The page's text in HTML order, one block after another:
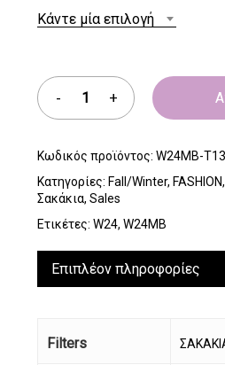
Κάντε μία επιλογή
Κωδικός προϊόντος: W24MB-
Κατηγορίες: Fall/Winter, FASHION,
Σακάκια, Sales
Ετικέτες: W24, W24MB
Επιπλέον πληροφορίες
Filters